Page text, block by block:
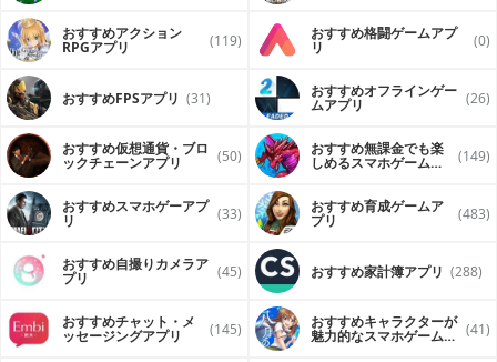
おすすめアクション
RPGアプリ (119) おすすめ格闘ゲームアプ
リ (0)
おすすめFPSアプリ (31) おすすめオフラインゲー
ムアプリ (26)
おすすめ仮想通貨・ブロ
ックチェーンアプリ (50) おすすめ無課金でも楽
しめるスマホゲームア (149)
おすすめスマホゲーアプ
リ (33) おすすめ育成ゲームア
プリ (483)
おすすめ自撮りカメラア
プリ (45) おすすめ家計簿アプリ (288)
おすすめチャット・メ
ッセージングアプリ (145) おすすめキャラクターが
魅力的なスマホゲームア (41)